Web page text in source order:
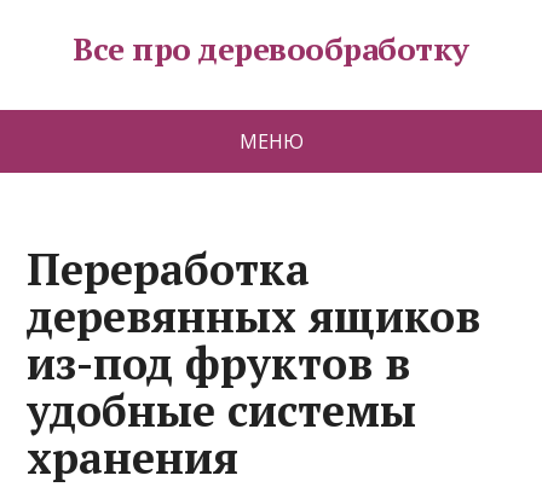
Все про деревообработку
МЕНЮ
Переработка
деревянных ящиков
из-под фруктов в
удобные системы
хранения